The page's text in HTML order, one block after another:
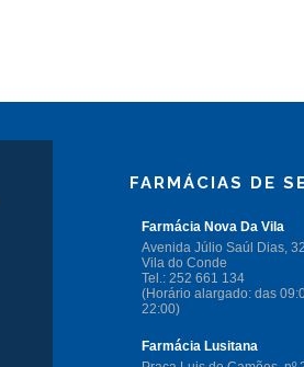
FARMÁCIAS DE